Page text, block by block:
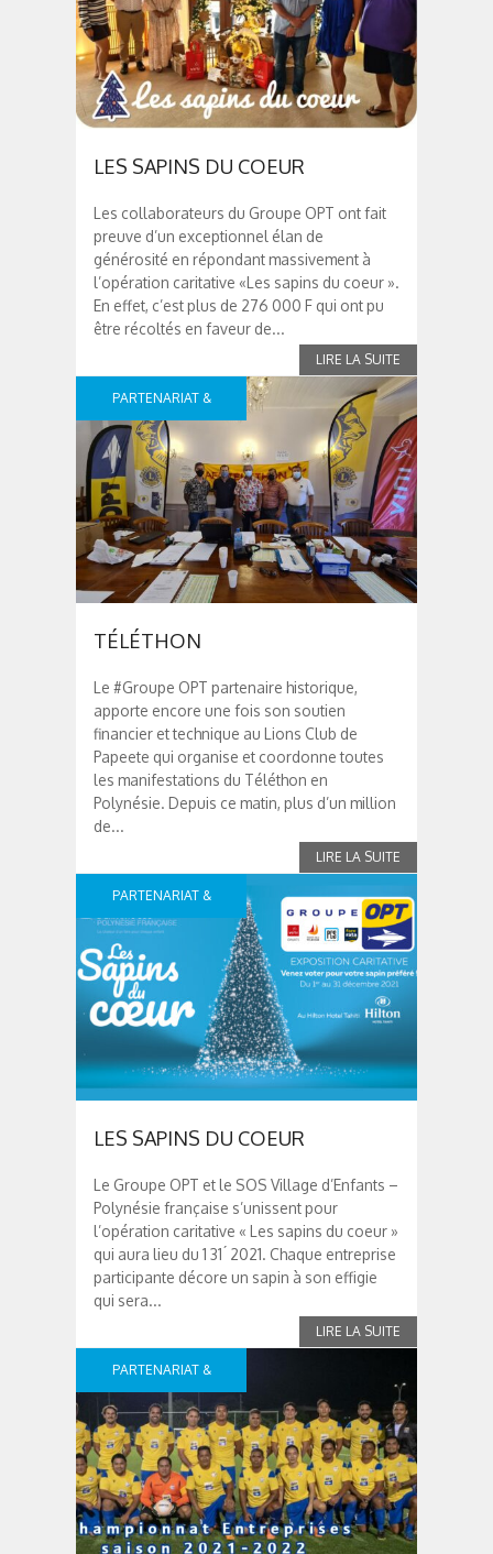
LES SAPINS DU COEUR
Les collaborateurs du Groupe OPT ont fait
preuve d’un exceptionnel élan de
générosité en répondant massivement à
l’opération caritative «Les sapins du coeur ».
En effet, c’est plus de 276 000 F qui ont pu
être récoltés en faveur de...
PARTENARIAT &
SPONSOR
TÉLÉTHON
Le #Groupe OPT partenaire historique,
apporte encore une fois son soutien
financier et technique au Lions Club de
Papeete qui organise et coordonne toutes
les manifestations du Téléthon en
Polynésie. Depuis ce matin, plus d’un million
de...
PARTENARIAT &
LES SAPINS DU COEUR
Le Groupe OPT et le SOS Village d’Enfants –
Polynésie française s’unissent pour
l’opération caritative « Les sapins du coeur »
qui aura lieu du 1 31 ́ 2021. Chaque entreprise
participante décore un sapin à son effigie
qui sera...
PARTENARIAT &
SPONSOR